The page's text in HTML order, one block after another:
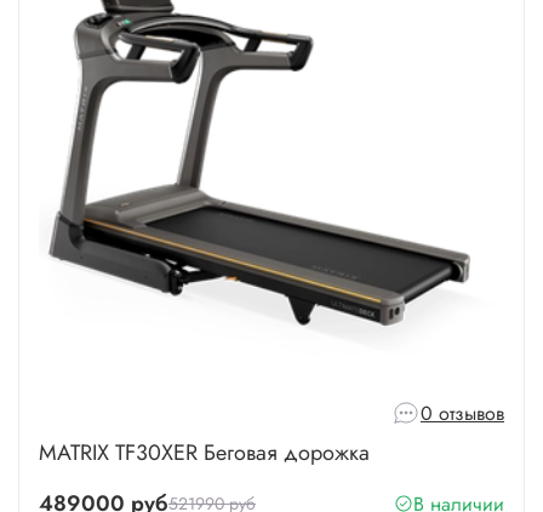
0 отзывов
MATRIX TF30XER Беговая дорожка
489000 руб521990 руб
В наличии